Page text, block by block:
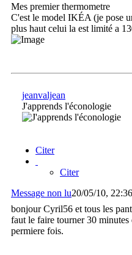
Mes premier thermometre
C'est le model IKÉA (je pose
plus haut celui la est limité a
jeanvaljean
J'apprends l'éconologie
Citer
Citer
Message non lu20/05/10, 22:36
bonjour Cyril56 et tous les
faut le faire tourner 30 minutes
permiere fois.